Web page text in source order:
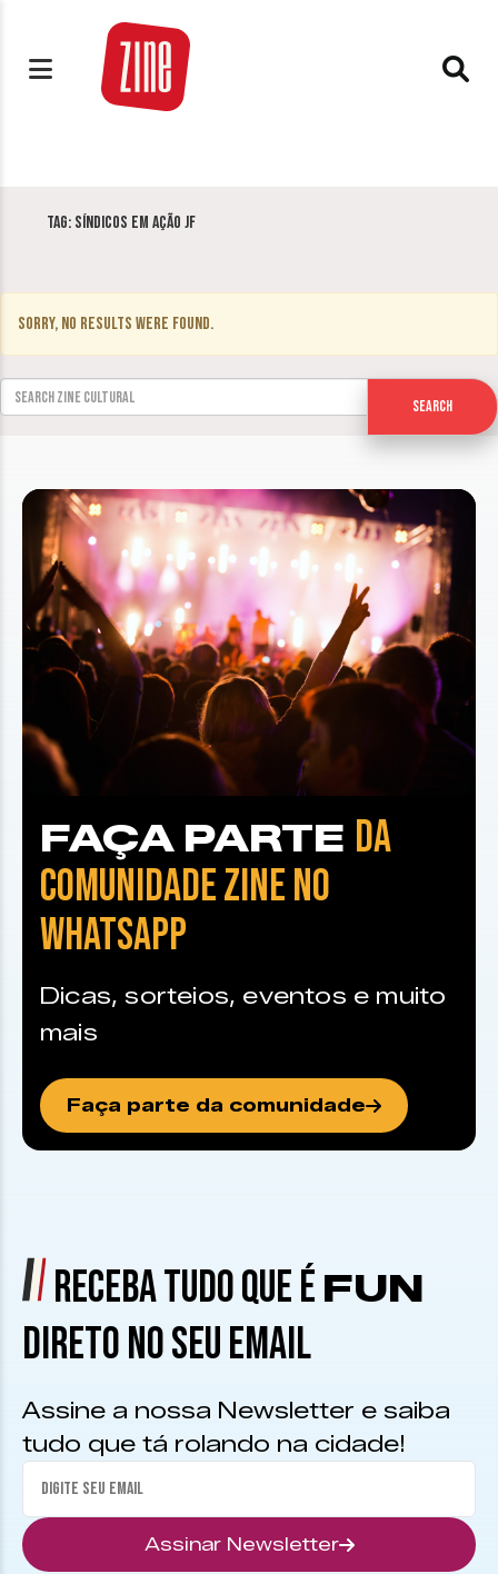
Tag: Síndicos em Ação JF
Sorry, no results were found.
Search for:
Search
FAÇA PARTE DA
COMUNIDADE ZINE NO
WHATSAPP
Dicas, sorteios, eventos e muito
mais
Faça parte da comunidade
RECEBA TUDO QUE É FUN
DIRETO NO SEU EMAIL
Assine a nossa Newsletter e saiba
tudo que tá rolando na cidade!
Assinar Newsletter